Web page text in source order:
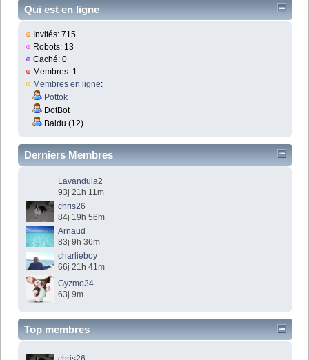
Qui est en ligne
Invités: 715
Robots: 13
Caché: 0
Membres: 1
Membres en ligne:
Pottok
DotBot
Baidu (12)
Derniers Membres
Lavandula2
93j 21h 11m
chris26
84j 19h 56m
Arnaud
83j 9h 36m
charlieboy
66j 21h 41m
Gyzmo34
63j 9m
Top membres